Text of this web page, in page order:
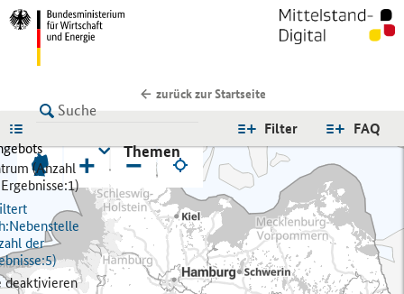
zurück zur Startseite
FAQ
Filter
(Anzahl
1)
Nebenstelle
der
5)
deaktivieren
Themen
+ −